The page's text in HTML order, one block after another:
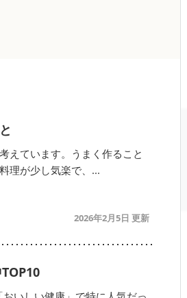
えています。うまく作ること
理が少し気楽で、...
2026年2月5日